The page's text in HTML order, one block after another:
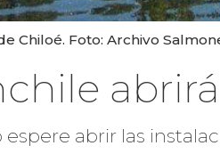
Chiloé. Foto: Archivo
espere abrir las